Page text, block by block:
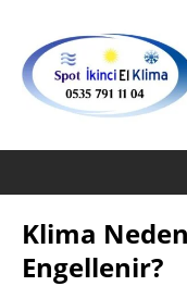
Klima
Engellenir?